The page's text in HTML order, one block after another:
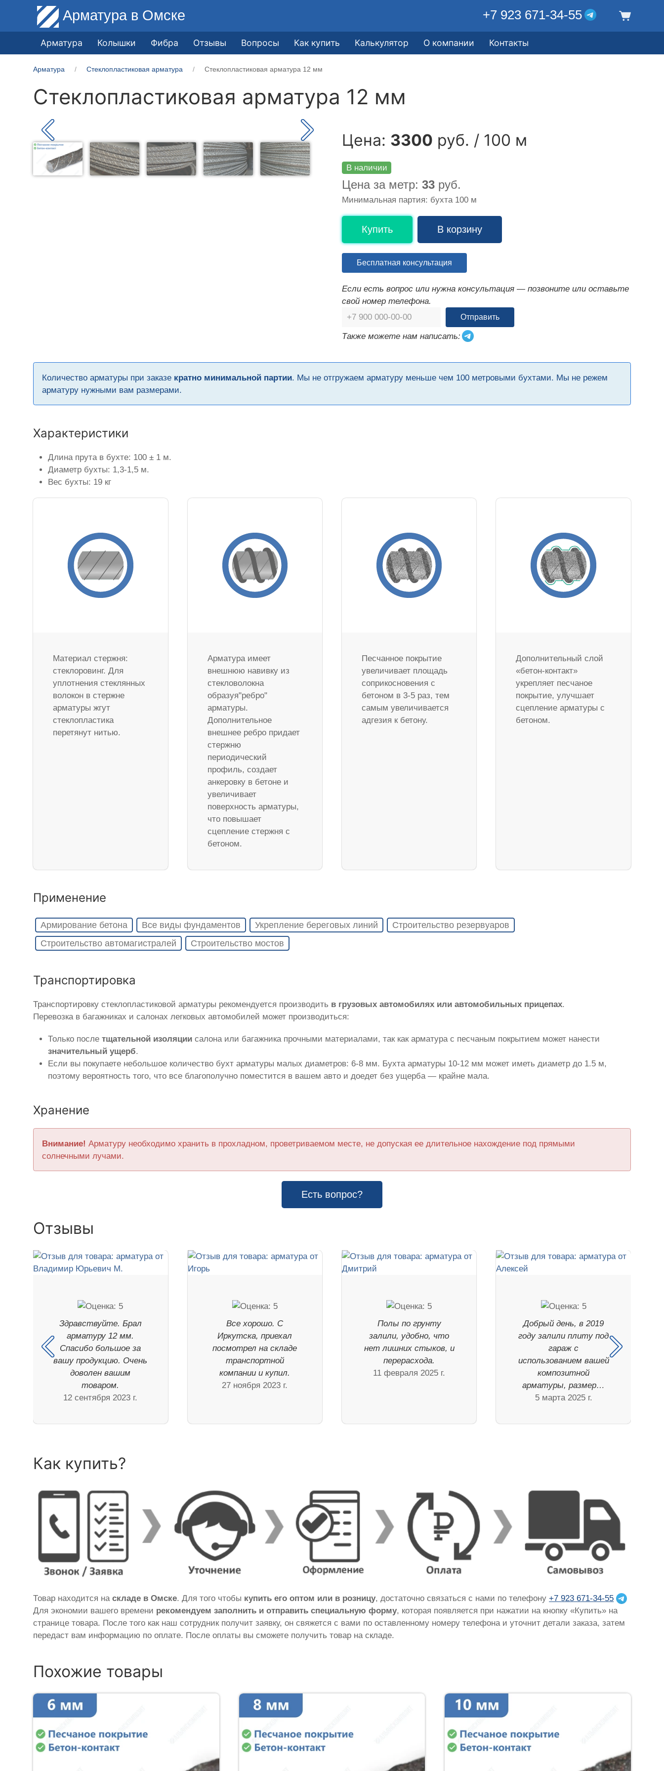
Арматура в Омске +7 923 671-34-55
Арматура Колышки Фибра Отзывы Вопросы Как купить Калькулятор О компании Контакты
Арматура Стеклопластиковая арматура Стеклопластиковая арматура 12 мм
Стеклопластиковая арматура 12 мм
Цена: 3300 руб. / 100 м
В наличии
Цена за метр: 33 руб.
Минимальная партия: бухта 100 м
Купить В корзину
Бесплатная консультация
Если есть вопрос или нужна консультация — позвоните или оставьте
свой номер телефона.
Отправить
Также можете нам написать:
Количество арматуры при заказе кратно минимальной партии. Мы не отгружаем арматуру меньше чем 100 метровыми бухтами. Мы не режем
арматуру нужными вам размерами.
Характеристики
Длина прута в бухте: 100 ± 1 м.
Диаметр бухты: 1,3-1,5 м.
Вес бухты: 19 кг
Материал стержня:
стеклоровинг. Для
уплотнения стеклянных
волокон в стержне
арматуры жгут
стеклопластика
перетянут нитью.
Арматура имеет
внешнюю навивку из
стекловолокна
образуя"ребро"
арматуры.
Дополнительное
внешнее ребро придает
стержню
периодический
профиль, создает
анкеровку в бетоне и
увеличивает
поверхность арматуры,
что повышает
сцепление стержня с
бетоном.
Песчанное покрытие
увеличивает площадь
соприкосновения с
бетоном в 3-5 раз, тем
самым увеличивается
адгезия к бетону.
Дополнительный слой
«бетон-контакт»
укрепляет песчаное
покрытие, улучшает
сцепление арматуры с
бетоном.
Применение
Армирование бетона Все виды фундаментов Укрепление береговых линий
Строительство резервуаров
Строительство автомагистралей
Строительство мостов
Транспортировка
Транспортировку стеклопластиковой арматуры рекомендуется производить в грузовых автомобилях или автомобильных прицепах.
Перевозка в багажниках и салонах легковых автомобилей может производиться:
Только послетщательной изоляции салона или багажника прочными материалами, так как арматура с песчаным покрытием может нанести
значительный ущерб.
Если вы покупаете небольшое количество бухт арматуры малых диаметров: 6-8 мм. Бухта арматуры 10-12 мм может иметь диаметр до 1.5 м,
поэтому вероятность того, что все благополучно поместится в вашем авто и доедет без ущерба — крайне мала.
Хранение
Внимание! Арматуру необходимо хранить в прохладном, проветриваемом месте, не допуская ее длительное нахождение под прямыми
солнечными лучами.
Есть вопрос?
Отзывы
Здравствуйте. Брал
арматуру 12 мм.
Спасибо большое за
вашу продукцию. Очень
доволен вашим
товаром.
12 сентября 2023 г.
Все хорошо. С
Иркутска, приехал
посмотрел на складе
транспортной
компании и купил.
27 ноября 2023 г.
Полы по грунту
залили, удобно, что
нет лишних стыков, и
перерасхода.
11 февраля 2025 г.
Добрый день, в 2019
году залили плиту под
гараж с
использованием вашей
композитной
арматуры, размер…
5 марта 2025 г.
Как купить?
Товар находится наскладе в Омске. Для того чтобы купить его оптом или в розницу, достаточно связаться с нами по телефону+7 923 671-34-55
Для экономии вашего времени рекомендуем заполнить и отправить специальную форму, которая появляется при нажатии на кнопку «Купить» на
странице товара. После того как наш сотрудник получит заявку, он свяжется с вами по оставленному номеру телефона и уточнит детали заказа, затем
передаст вам информацию по оплате. После оплаты вы сможете получить товар на складе.
Похожие товары